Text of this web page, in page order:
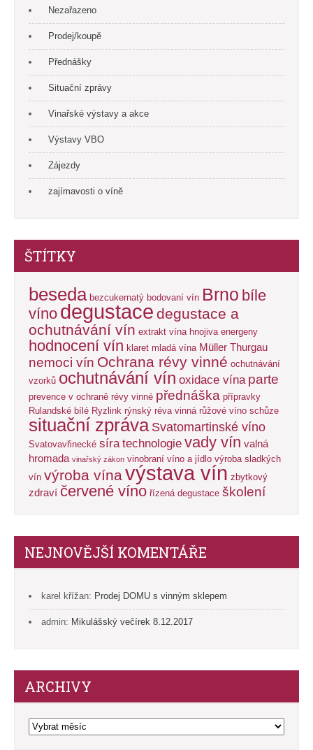
Nezařazeno
Prodej/koupě
Přednášky
Situační zprávy
Vinařské výstavy a akce
Výstavy VBO
Zájezdy
zajímavosti o víně
ŠTÍTKY
beseda bezcukernatý bodovaní vín Brno bíle
víno degustace degustace a
ochutnávání vín extrakt vína hnojiva energeny
hodnocení vín klaret mladá vína Müller Thurgau
nemoci vín Ochrana révy vinné ochutnávání
vzorků ochutnávání vín oxidace vína parte
prevence v ochraně révy vinné přednáška přípravky
Rulandské bílé Ryzlink rýnský réva vinná růžové víno schůze
situační zpráva Svatomartinské víno
Svatovavřinecké síra technologie vady vín valná
hromada vinařský zákon vinobraní víno a jídlo výroba sladkých
vín výroba vínavýstava vín zbytkový
zdraví červené víno řízená degustace školení
NEJNOVĚJŠÍ KOMENTÁŘE
karel křížan: Prodej DOMU s vinným sklepem
admin: Mikulášský večírek 8.12.2017
ARCHIVY
Archivy